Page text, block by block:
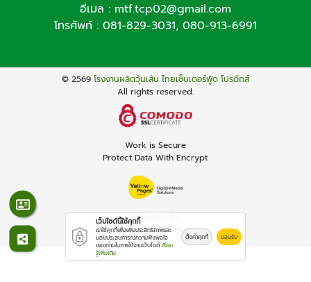
อีเมล : mtf.tcp02@gmail.com
โทรศัพท์ : 081-829-3031, 080-913-6991
© 2569 โรงงานผลิตวุ้นเส้น ไทยเซ็นเตอร์ฟู้ด โปรดักส์
All rights reserved.
Work is Secure
Protect Data With Encrypt
Powered By
Thailand YellowPages
เว็บไซต์นี้ใช้คุกกี้
เราใช้คุกกี้เพื่อเพิ่มประสิทธิภาพและ
มอบประสบการณ์ความพึงพอใจ
ของท่านในการใช้งานเว็บไซต์ เรียน
รู้เพิ่มเติม
ตั้งค่าคุกกี้ ยอมรับ